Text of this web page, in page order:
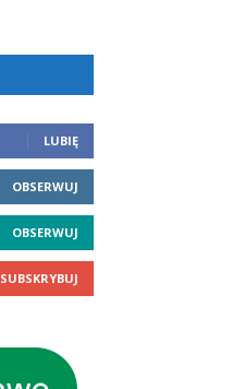
LUBIĘ
OBSERWUJ
OBSERWUJ
SUBSKRYBUJ